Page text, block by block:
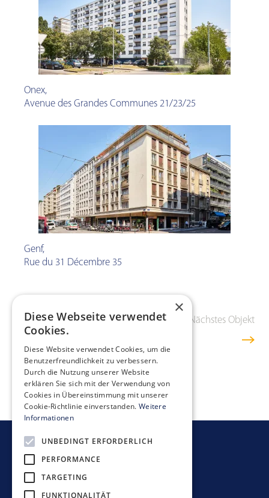
Onex,
Avenue des Grandes Communes 21/23/25
Genf,
Rue du 31 Décembre 35
Vorheriges Objekt Übersicht Nächstes Objekt
Newsletter bestellen
×
Diese Webseite verwendet
Cookies.
Diese Website verwendet Cookies, um die
Benutzerfreundlichkeit zu verbessern.
Durch die Nutzung unserer Website
erklären Sie sich mit der Verwendung von
Cookies in Übereinstimmung mit unserer
Cookie-Richtlinie einverstanden. Weitere
Informationen
UNBEDINGT ERFORDERLICH
PERFORMANCE
TARGETING
FUNKTIONALITÄT